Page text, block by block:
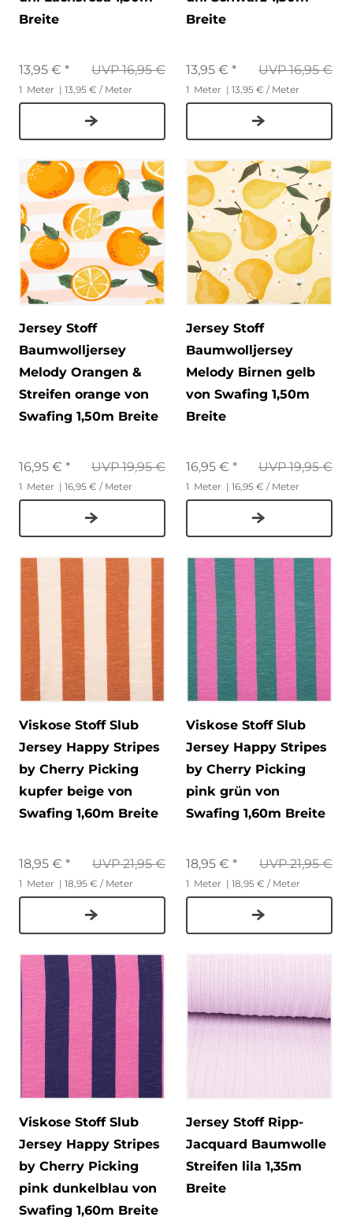
Breite
UVP 16,95 €
13,95 € *
1 Meter | 13,95 € / Meter
Breite
UVP 16,95 €
13,95 € *
1 Meter | 13,95 € / Meter
Jersey Stoff
Baumwolljersey
Melody Orangen &
Streifen orange von
Swafing 1,50m Breite
UVP 19,95 €
16,95 € *
1 Meter | 16,95 € / Meter
Jersey Stoff
Baumwolljersey
Melody Birnen gelb
von Swafing 1,50m
Breite
UVP 19,95 €
16,95 € *
1 Meter | 16,95 € / Meter
Viskose Stoff Slub
Jersey Happy Stripes
by Cherry Picking
kupfer beige von
Swafing 1,60m Breite
UVP 21,95 €
18,95 € *
1 Meter | 18,95 € / Meter
Viskose Stoff Slub
Jersey Happy Stripes
by Cherry Picking
pink grün von
Swafing 1,60m Breite
UVP 21,95 €
18,95 € *
1 Meter | 18,95 € / Meter
Viskose Stoff Slub
Jersey Happy Stripes
by Cherry Picking
pink dunkelblau von
Swafing 1,60m Breite
Jersey Stoff Ripp-
Jacquard Baumwolle
Streifen lila 1,35m
Breite